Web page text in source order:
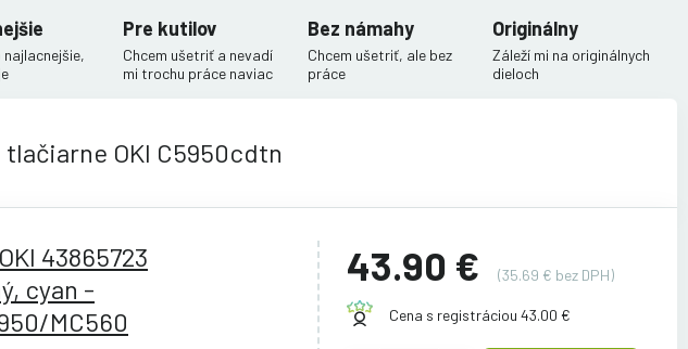
najlacnejšie,
Pre kutilov
Chcem ušetriť a nevadí
mi trochu práce naviac
Bez námahy
Chcem ušetriť, ale bez
práce
Originálny
Záleží mi na originálnych
dieloch
tlačiarne OKI C5950cdtn
43865723
cyan -
MC560
43.90 € (35.69 € bez DPH)
Cena s registráciou 43.00 €